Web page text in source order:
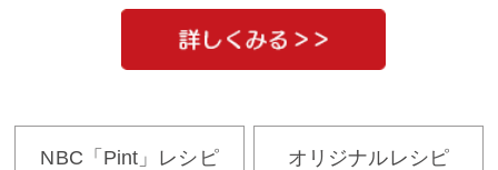
NBC「Pint」レシピ オリジナルレシピ